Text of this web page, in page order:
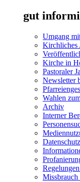
gut
Umgang
Kirchliches
Kirche in
Pastoraler
Newsletter
Wahlen
Archiv
Interner